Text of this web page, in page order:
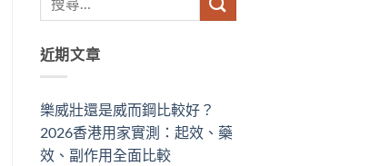
近期文章
樂威壯還是威而鋼比較好？
2026香港用家實測：起效、藥
效、副作用全面比較